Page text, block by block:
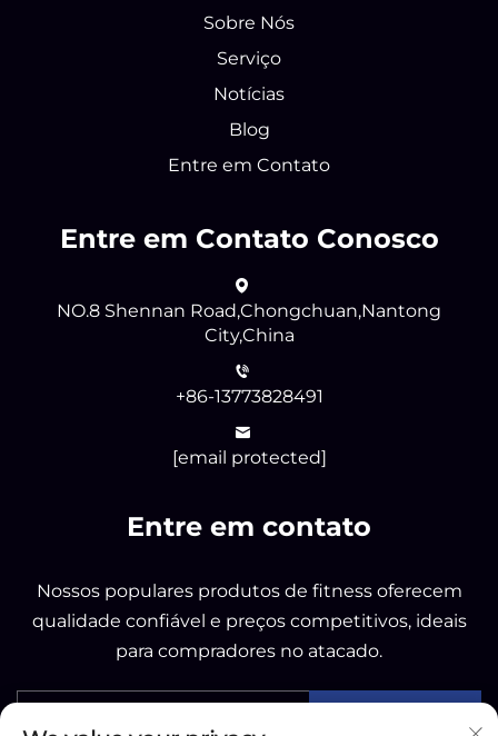
Sobre Nós
Serviço
Notícias
Blog
Entre em Contato
Entre em Contato Conosco
NO.8 Shennan Road,Chongchuan,Nantong
City,China
+86-13773828491
[email protected]
Entre em contato
Nossos populares produtos de fitness oferecem
qualidade confiável e preços competitivos, ideais
para compradores no atacado.